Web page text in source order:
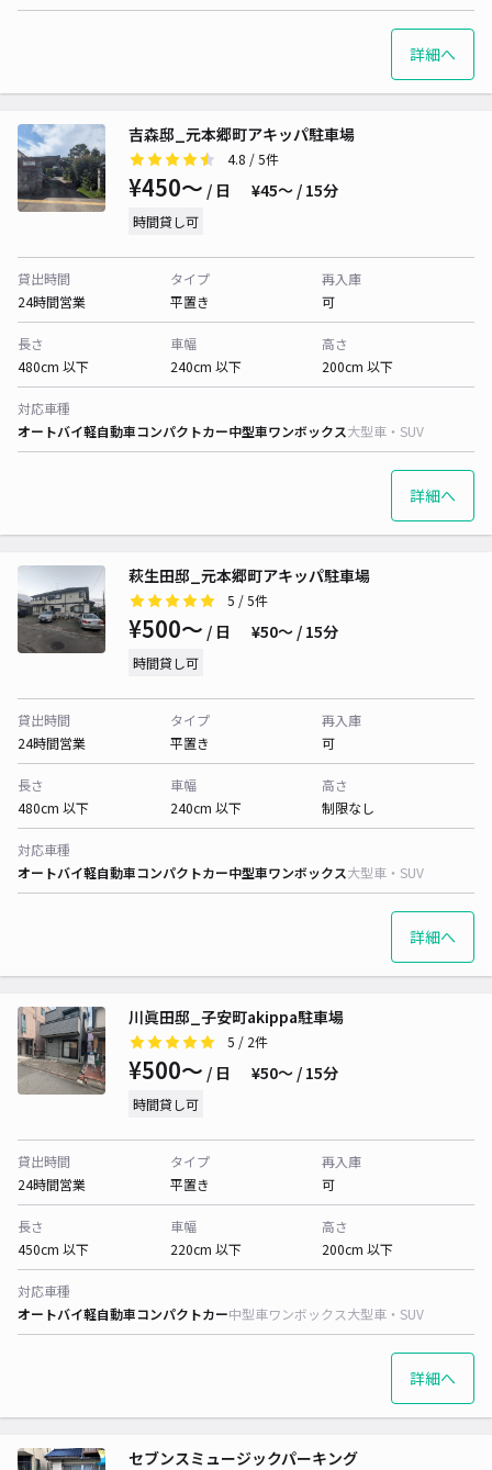
詳細へ
吉森邸_元本郷町アキッパ駐車場
4.8 / 5件
¥450〜 / 日 ¥45〜 / 15分
時間貸し可
貸出時間
24時間営業
タイプ
平置き
再入庫
可
長さ
480cm 以下
車幅
240cm 以下
高さ
200cm 以下
対応車種
オートバイ軽自動車コンパクトカー中型車ワンボックス大型車・SUV
詳細へ
萩生田邸_元本郷町アキッパ駐車場
5 / 5件
¥500〜 / 日 ¥50〜 / 15分
時間貸し可
貸出時間
24時間営業
タイプ
平置き
再入庫
可
長さ
480cm 以下
車幅
240cm 以下
高さ
制限なし
対応車種
オートバイ軽自動車コンパクトカー中型車ワンボックス大型車・SUV
詳細へ
川眞田邸_子安町akippa駐車場
5 / 2件
¥500〜 / 日 ¥50〜 / 15分
時間貸し可
貸出時間
24時間営業
タイプ
平置き
再入庫
可
長さ
450cm 以下
車幅
220cm 以下
高さ
200cm 以下
対応車種
オートバイ軽自動車コンパクトカー中型車ワンボックス大型車・SUV
詳細へ
セブンスミュージックパーキング